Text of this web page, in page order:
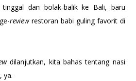
tinggal dan bolak-balik ke Bali, baru
reviewrestoran babi guling favorit di
dilanjutkan, kita bahas tentang nasi
ya.